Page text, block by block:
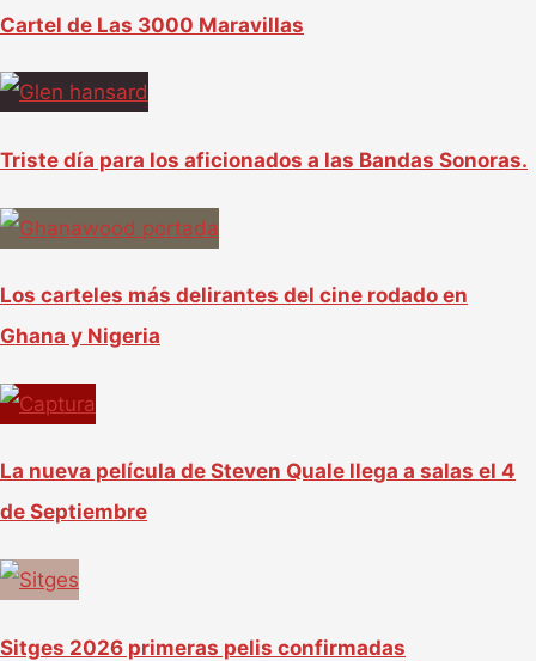
Cartel de Las 3000 Maravillas
Triste día para los aficionados a las Bandas Sonoras.
Los carteles más delirantes del cine rodado en
Ghana y Nigeria
La nueva película de Steven Quale llega a salas el 4
de Septiembre
Sitges 2026 primeras pelis confirmadas